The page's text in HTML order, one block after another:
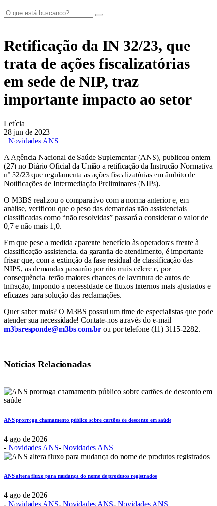
Retificação da IN 32/23, que
trata de ações fiscalizatórias
em sede de NIP, traz
importante impacto ao setor
Letícia
28 jun de 2023
- Novidades ANS
A Agência Nacional de Saúde Suplementar (ANS), publicou ontem
(27) no Diário Oficial da União a retificação da Instrução Normativa
nº 32/23 que regulamenta as ações fiscalizatórias em âmbito de
Notificações de Intermediação Preliminares (NIPs).
O M3BS realizou o comparativo com a norma anterior e, em
análise, verificou que o peso das demandas não assistenciais
classificadas como “não resolvidas” passará a considerar o valor de
0,7 e não mais 1,0.
Em que pese a medida aparente benefício às operadoras frente à
classificação assistencial da garantia de atendimento, é importante
frisar que, com a extinção da fase residual de classificação das
NIPS, as demandas passarão por rito mais célere e, por
consequência, terão maiores chances de lavratura de autos de
infração, impondo a necessidade de fluxos internos mais ajustados e
eficazes para solução das reclamações.
Quer saber mais? O M3BS possui um time de especialistas que pode
atender sua necessidade! Contate-nos através do e-mail
m3bsresponde@m3bs.com.br ou por telefone (11) 3115-2282.
Notícias Relacionadas
ANS prorroga chamamento público sobre cartões de desconto em saúde
4 ago de 2026
- Novidades ANS- Novidades ANS
ANS altera fluxo para mudança do nome de produtos registrados
4 ago de 2026
- Novidades ANS- Novidades ANS- Novidades ANS